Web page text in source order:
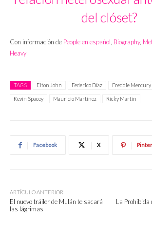
del clóset?
Con información de People en español, Biography,
Heavy
TAGS Elton John Federico Díaz Freddie Mercury
Kevin Spacey Mauricio Martínez Ricky Martin
Facebook X
ARTÍCULO ANTERIOR
El nuevo tráiler de Mulán te sacará
las lágrimas
La Prohibida